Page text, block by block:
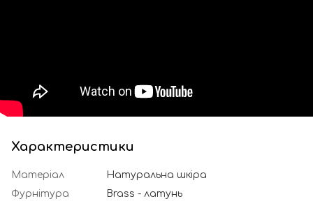
Характеристики
Матеріал
Натуральна шкіра
Фурнітура
Brass - латунь